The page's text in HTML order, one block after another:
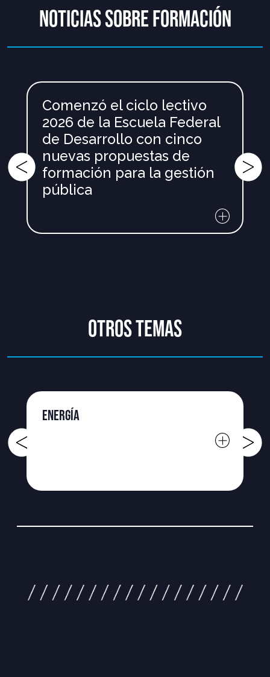
NOTICIAS SOBRE FORMACIÓN
Comenzó el ciclo lectivo
2026 de la Escuela Federal
de Desarrollo con cinco
nuevas propuestas de
formación para la gestión
pública
OTROS TEMAS
ENERGÍA